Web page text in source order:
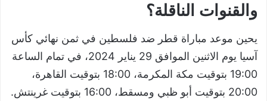
والقنوات الناقلة؟
يحين موعد مباراة قطر ضد فلسطين في ثمن نهائي كأس
آسيا يوم الاثنين الموافق 29 يناير 2024، في تمام الساعة
19:00 بتوقيت مكة المكرمة، 18:00 بتوقيت القاهرة،
20:00 بتوقيت أبو ظبي ومسقط، 16:00 بتوقيت غرينتش.